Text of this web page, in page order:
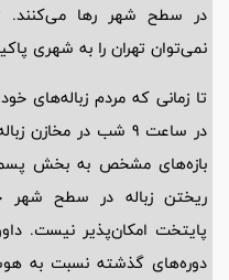
در سطح شهر رها می‌کنند.
نمی‌توان تهران را به شهری
تا زمانی که مردم زباله‌های
در ساعت 9 شب در
بازه‌های مشخص به بخش
ریختن زباله در سطح شهر
پایتخت امکان‌پذیر نیست.
دوره‌های گذشته نسبت به